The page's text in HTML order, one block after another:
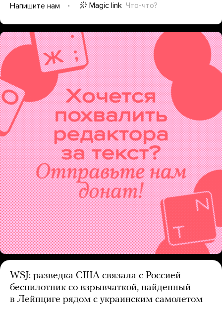
Напишите нам
Magic link Что-что?
WSJ: разведка США связала с Россией
беспилотник со взрывчаткой, найденный
в Лейпциге рядом с украинским самолетом